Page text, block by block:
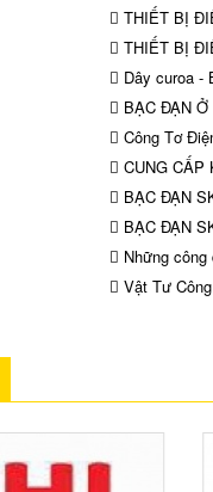
THIẾT BỊ
THIẾT BỊ
Dây curoa -
BẠC ĐẠN Ở
Công Tơ
CUNG CẤP
BẠC ĐẠN
BẠC ĐẠN
Những
Vật Tư